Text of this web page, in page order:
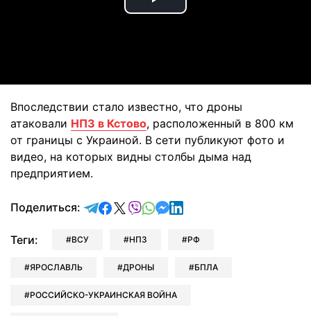
Play
Впоследствии стало известно, что дроны
атаковали НПЗ в Кстово, расположенный в 800 км
от границы с Украиной. В сети публикуют фото и
видео, на которых видны столбы дыма над
предприятием.
Поделиться: отправить в Telegram
поделиться в Facebook
поделиться в X
отправить в Viber
отправить в Whatsapp
отправить в Messenger
отправить в LinkedIn
Теги: ВСУ НПЗ РФ
ЯРОСЛАВЛЬ ДРОНЫ БПЛА
РОССИЙСКО-УКРАИНСКАЯ ВОЙНА